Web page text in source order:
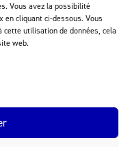
Vous avez la possibilité
cliquant ci-dessous. Vous
utilisation de données, cela
web.